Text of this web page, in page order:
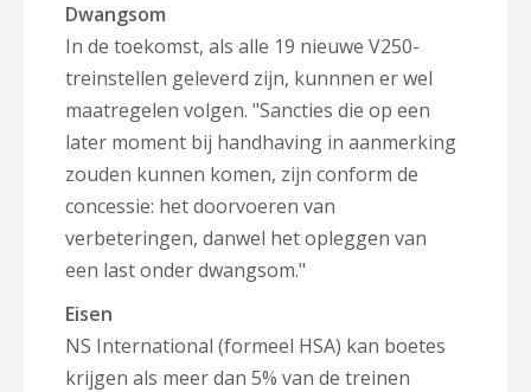
Dwangsom
In de toekomst, als alle 19 nieuwe V250-
treinstellen geleverd zijn, kunnnen er wel
maatregelen volgen. "Sancties die op een
later moment bij handhaving in aanmerking
zouden kunnen komen, zijn conform de
concessie: het doorvoeren van
verbeteringen, danwel het opleggen van
een last onder dwangsom."
Eisen
NS International (formeel HSA) kan boetes
krijgen als meer dan 5% van de treinen